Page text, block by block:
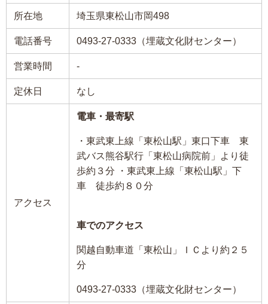
所在地 埼玉県東松山市岡498
電話番号 0493-27-0333（埋蔵文化財センター）
営業時間 -
定休日 なし
アクセス
電車・最寄駅
・東武東上線「東松山駅」東口下車 東
武バス熊谷駅行「東松山病院前」より徒
歩約３分 ・東武東上線「東松山駅」下
車 徒歩約８０分
車でのアクセス
関越自動車道「東松山」ＩＣより約２５
分
0493-27-0333（埋蔵文化財センター）